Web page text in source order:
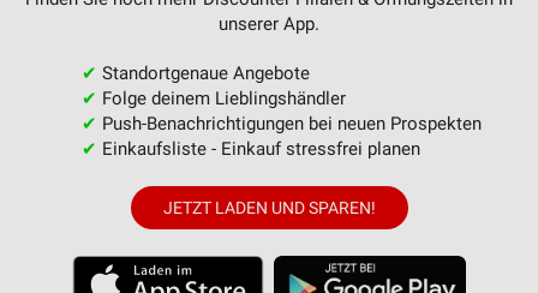
unserer App.
✔ Standortgenaue Angebote
✔ Folge deinem Lieblingshändler
✔ Push-Benachrichtigungen bei neuen Prospekten
✔ Einkaufsliste - Einkauf stressfrei planen
JETZT LADEN UND SPAREN!